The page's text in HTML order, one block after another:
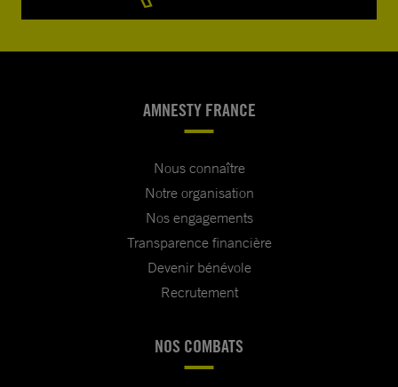
AMNESTY FRANCE
Nous connaître
Notre organisation
Nos engagements
Transparence financière
Devenir bénévole
Recrutement
NOS COMBATS